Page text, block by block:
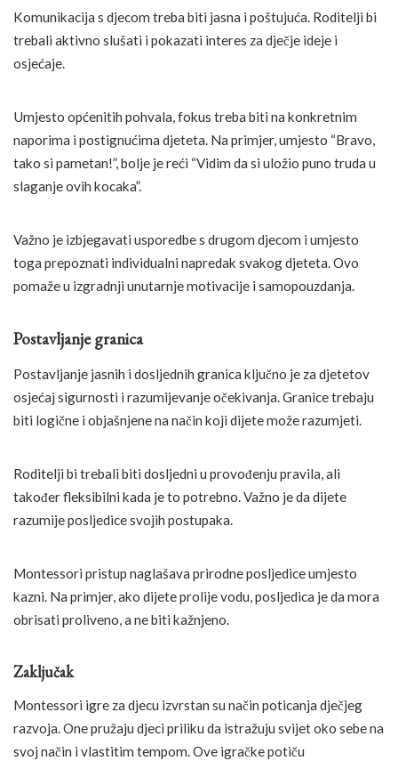
Komunikacija s djecom treba biti jasna i poštujuća. Roditelji bi
trebali aktivno slušati i pokazati interes za dječje ideje i
osjećaje.
Umjesto općenitih pohvala, fokus treba biti na konkretnim
naporima i postignućima djeteta. Na primjer, umjesto “Bravo,
tako si pametan!”, bolje je reći “Vidim da si uložio puno truda u
slaganje ovih kocaka”.
Važno je izbjegavati usporedbe s drugom djecom i umjesto
toga prepoznati individualni napredak svakog djeteta. Ovo
pomaže u izgradnji unutarnje motivacije i samopouzdanja.
Postavljanje granica
Postavljanje jasnih i dosljednih granica ključno je za djetetov
osjećaj sigurnosti i razumijevanje očekivanja. Granice trebaju
biti logične i objašnjene na način koji dijete može razumjeti.
Roditelji bi trebali biti dosljedni u provođenju pravila, ali
također fleksibilni kada je to potrebno. Važno je da dijete
razumije posljedice svojih postupaka.
Montessori pristup naglašava prirodne posljedice umjesto
kazni. Na primjer, ako dijete prolije vodu, posljedica je da mora
obrisati proliveno, a ne biti kažnjeno.
Zaključak
Montessori igre za djecu izvrstan su način poticanja dječjeg
razvoja. One pružaju djeci priliku da istražuju svijet oko sebe na
svoj način i vlastitim tempom. Ove igračke potiču